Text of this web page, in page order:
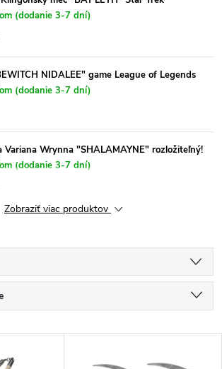
(dodanie 3-7 dní)
NIDALEE" game League of Legends
(dodanie 3-7 dní)
Variana Wrynna "SHALAMAYNE" rozložiteľný!
(dodanie 3-7 dní)
Zobraziť viac produktov